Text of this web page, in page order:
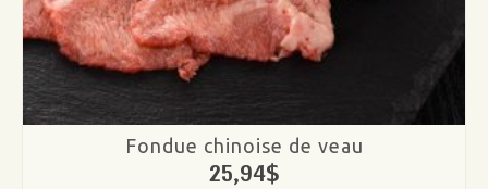
Fondue chinoise de veau
25,94$